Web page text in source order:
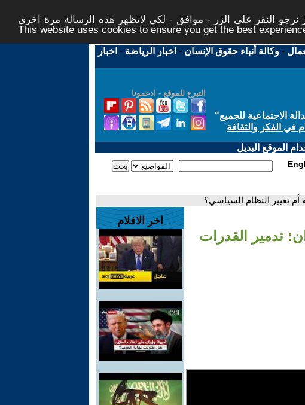
النقر على الزر - موافق - لكي لاتظهر هذه الرسالة مرة اخرى -
This website uses cookies to ensure you get the best
-وكالة أنباء حقوق الإنسان - اخبار الرياضة - اخبار
التبرع للموقع - ادعمونا
الاجتماعية للجميع"
في الفكر والثقافة
الموقع البديل
أم تغيير النظام السياسي؟
تدمير القدرات
اخر الافلام